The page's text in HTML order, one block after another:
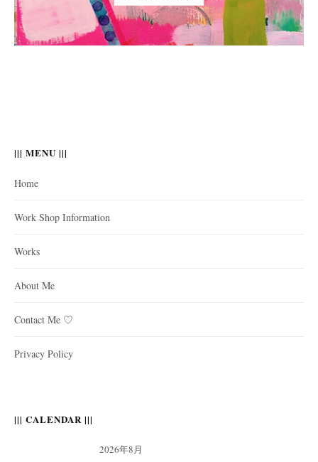
||| MENU |||
Home
Work Shop Information
Works
About Me
Contact Me ♡
Privacy Policy
||| CALENDAR |||
2026年8月